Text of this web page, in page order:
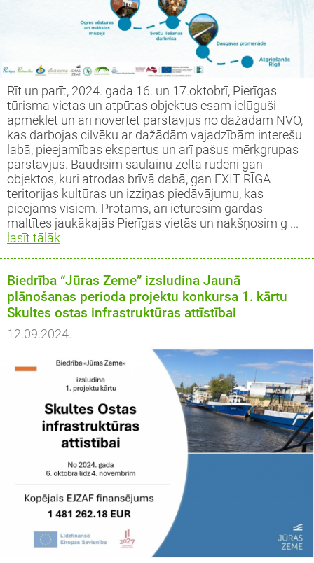
Rīt un parīt, 2024. gada 16. un 17.oktobrī, Pierīgas
tūrisma vietas un atpūtas objektus esam ielūguši
apmeklēt un arī novērtēt pārstāvjus no dažādām NVO,
kas darbojas cilvēku ar dažādām vajadzībām interešu
labā, pieejamības ekspertus un arī pašus mērķgrupas
pārstāvjus. Baudīsim saulainu zelta rudeni gan
objektos, kuri atrodas brīvā dabā, gan EXIT RĪGA
teritorijas kultūras un izziņas piedāvājumu, kas
pieejams visiem. Protams, arī ieturēsim gardas
maltītes jaukākajās Pierīgas vietās un nakšņosim g ...
lasīt tālāk
Biedrība “Jūras Zeme” izsludina Jaunā
plānošanas perioda projektu konkursa 1. kārtu
Skultes ostas infrastruktūras attīstībai
12.09.2024.